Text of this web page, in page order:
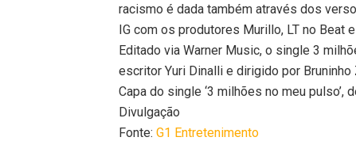
racismo é dada também através dos
IG com os produtores Murillo, LT no Beat
Editado via Warner Music, o single 3
escritor Yuri Dinalli e dirigido por Bruninho
Capa do single ‘3 milhões no meu pulso’,
Divulgação
Fonte:G1 Entretenimento